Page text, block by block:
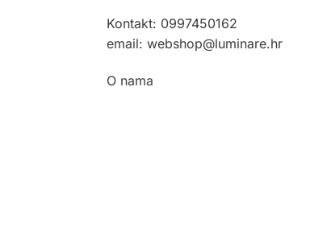
Kontakt: 0997450162
email: webshop@luminare.hr
O nama